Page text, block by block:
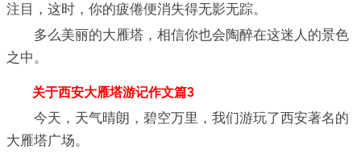
注目，这时，你的疲倦便消失得无影无踪。
多么美丽的大雁塔，相信你也会陶醉在这迷人的景色
之中。
关于西安大雁塔游记作文篇3
今天，天气晴朗，碧空万里，我们游玩了西安著名的
大雁塔广场。